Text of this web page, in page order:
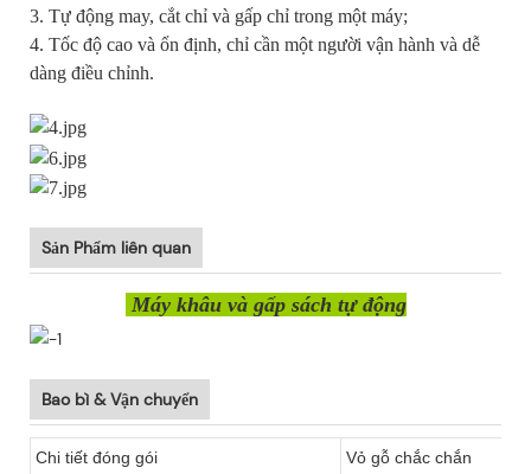
3. Tự động may, cắt chỉ và gấp chỉ trong một máy;
4. Tốc độ cao và ổn định, chỉ cần một người vận hành và dễ
dàng điều chỉnh.
Sản Phẩm liên quan
Máy khâu và gấp sách tự động
Bao bì & Vận chuyển
Chi tiết đóng gói Vỏ gỗ chắc chắn